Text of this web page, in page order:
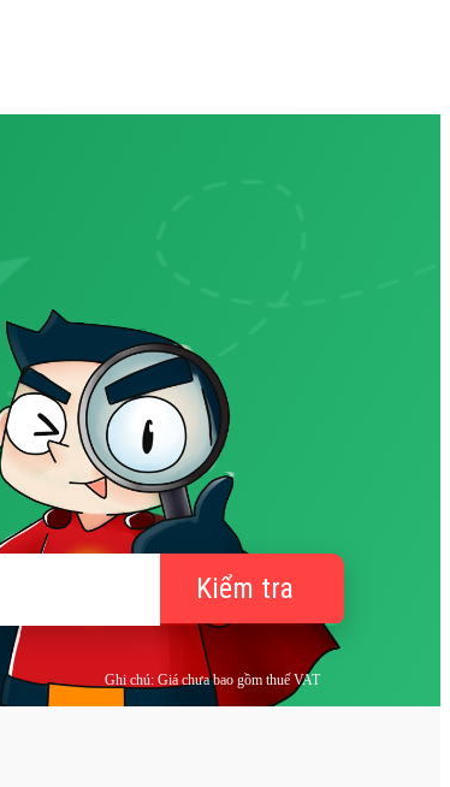
Kiểm tra
Ghi chú: Giá chưa bao gồm thuế VAT